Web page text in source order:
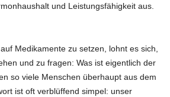
und Leistungsfähigkeit aus.
Medikamente zu setzen, lohnt es sich,
und zu fragen: Was ist eigentlich der
so viele Menschen überhaupt aus dem
ist oft verblüffend simpel: unser